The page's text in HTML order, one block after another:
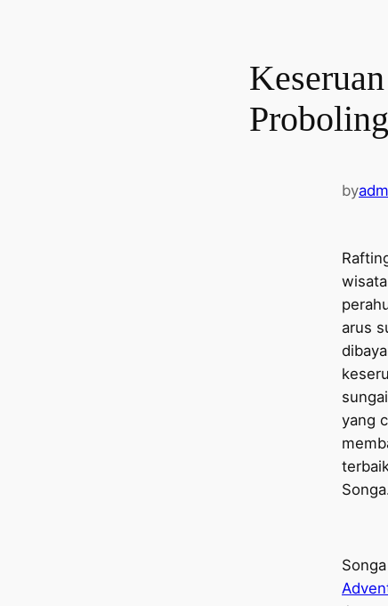
by
arus
yang